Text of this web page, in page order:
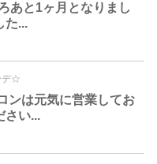
あと1ヶ月となりまし
た...
デ☆
ンは元気に営業してお
さい...